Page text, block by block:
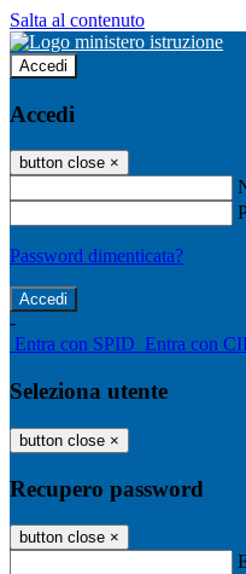
Salta al contenuto
Accedi
Accedi
button close ×
Password dimenticata?
-
Entra con SPID Entra con
Seleziona utente
button close ×
Recupero password
button close ×